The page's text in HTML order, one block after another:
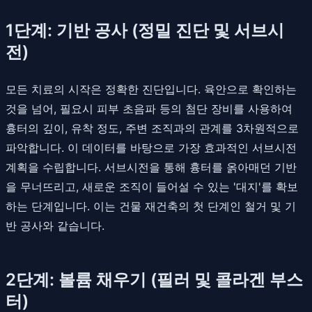
1단계: 기반 공사 (정밀 진단 및 서브시
전)
모든 치료의 시작은 정확한 진단입니다. 육안으로 확인하는
것을 넘어, 필요시 피부 초음파 등의 첨단 장비를 사용하여
흉터의 깊이, 유착 정도, 주변 조직과의 관계를 3차원적으로
파악합니다. 이 데이터를 바탕으로 가장 효과적인 서브시전
계획을 수립합니다. 서브시전을 통해 흉터를 옭아매던 기반
을 무너뜨리고, 새로운 조직이 들어설 수 있는 '대지'를 확보
하는 단계입니다. 이는 건물 재건축의 첫 단계인 철거 및 기
반 공사와 같습니다.
2단계: 볼륨 채우기 (필러 및 콜라겐 부스
터)